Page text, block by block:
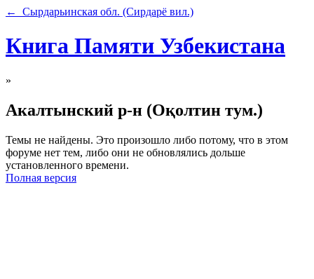
← Сырдарьинская обл. (Сирдарё вил.)
Книга Памяти Узбекистана
»
Акалтынский р-н (Оқолтин тум.)
Темы не найдены. Это произошло либо потому, что в этом
форуме нет тем, либо они не обновлялись дольше
установленного времени.
Полная версия